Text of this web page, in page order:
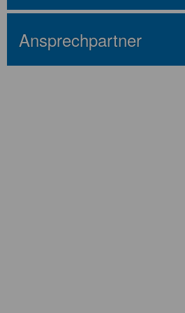
Ansprechpartner